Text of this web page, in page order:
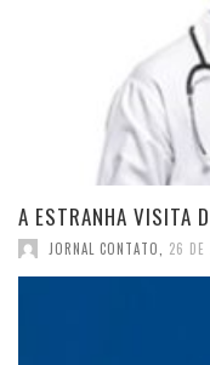
A ESTRANHA VISITA
JORNAL CONTATO 26 DE